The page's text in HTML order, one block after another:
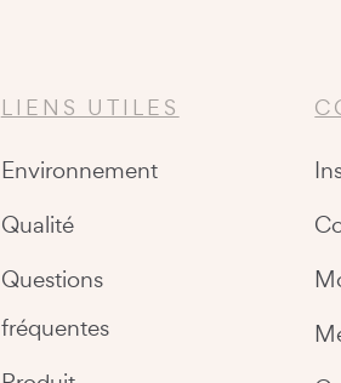
LIENS UTILES
Environnement
Qualité
Questions
fréquentes